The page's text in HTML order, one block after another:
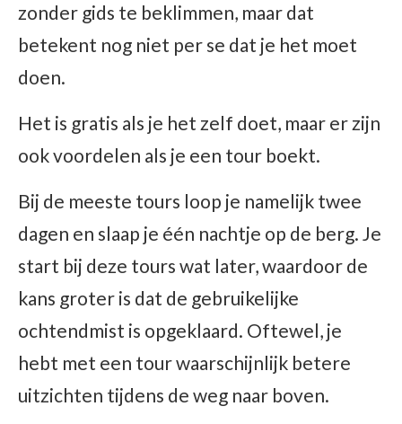
zonder gids te beklimmen, maar dat
betekent nog niet per se dat je het moet
doen.
Het is gratis als je het zelf doet, maar er zijn
ook voordelen als je een tour boekt.
Bij de meeste tours loop je namelijk twee
dagen en slaap je één nachtje op de berg. Je
start bij deze tours wat later, waardoor de
kans groter is dat de gebruikelijke
ochtendmist is opgeklaard. Oftewel, je
hebt met een tour waarschijnlijk betere
uitzichten tijdens de weg naar boven.